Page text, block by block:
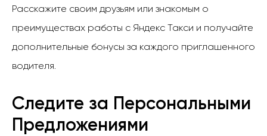
Расскажите своим друзьям или знакомым о
преимуществах работы с Яндекс Такси и получайте
дополнительные бонусы за каждого приглашенного
водителя.
Следите за Персональными
Предложениями